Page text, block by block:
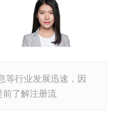
等行业发展迅速，因
前了解注册流